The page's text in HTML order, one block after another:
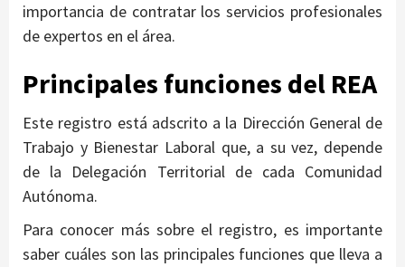
importancia de contratar los servicios profesionales
de expertos en el área.
Principales funciones del REA
Este registro está adscrito a la Dirección General de
Trabajo y Bienestar Laboral que, a su vez, depende
de la Delegación Territorial de cada Comunidad
Autónoma.
Para conocer más sobre el registro, es importante
saber cuáles son las principales funciones que lleva a